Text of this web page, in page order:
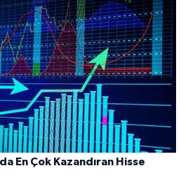
En Çok Kazandıran Hisse